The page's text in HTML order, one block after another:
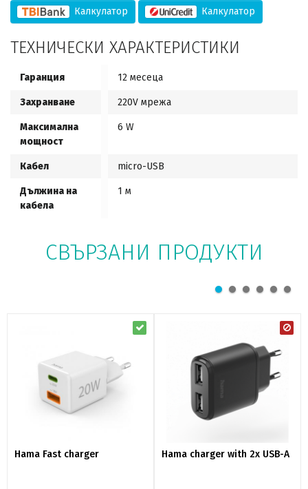
Калкулатор Калкулатор
ТЕХНИЧЕСКИ ХАРАКТЕРИСТИКИ
Гаранция 12 месеца
Захранване 220V мрежа
Максимална
мощност
6 W
Кабел micro-USB
Дължина на
кабела
1 м
СВЪРЗАНИ ПРОДУКТИ
Hama Fast charger Hama charger with 2x USB-A